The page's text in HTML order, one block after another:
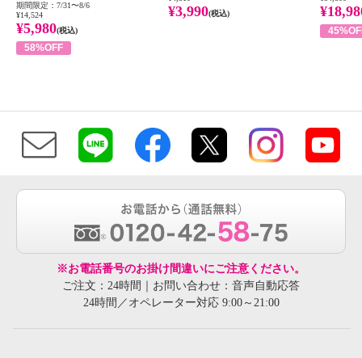
期間限定：7/31〜8/6
¥14,524
¥5,980(税込)
58%OFF
¥3,990(税込)
※お電話番号のお掛け間違いにご注意ください。
ご注文：24時間｜お問い合わせ：音声自動応答
24時間／オペレーター対応 9:00～21:00